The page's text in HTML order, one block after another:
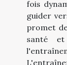
fois
guider
promet
santé et